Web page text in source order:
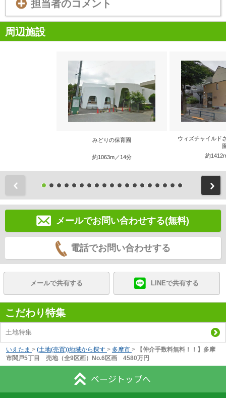
担当者のコメント
周辺施設
みどりの保育園
約1063m／14分
ウィズチャイルド
約
メールでお問い合わせする(無料)
電話でお問い合わせする
メールで共有する LINEで共有する
こだわり特集
土地特集
いえたま > (土地(売買))地域から探す > 多摩市 >
【仲介手数料無料！！】多摩
市関戸5丁目 売地（全9区画）No.6区画 4580万円
ページトップへ